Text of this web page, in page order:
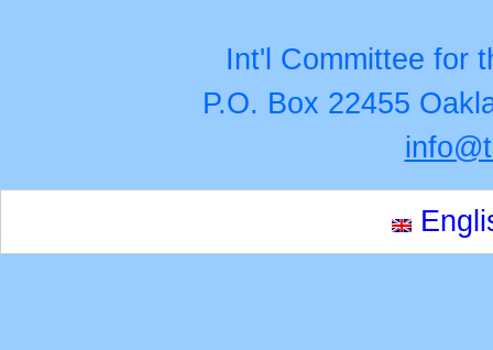
Int'l Committee for
P.O. Box 22455